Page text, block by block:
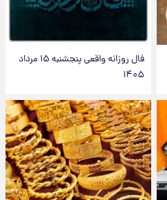
فال روزانه واقعی پنجشنبه ۱۵ مرداد
۱۴۰۵